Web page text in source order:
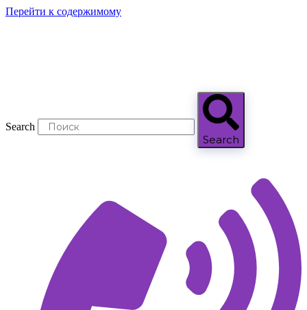
Перейти к содержимому
Search
Search